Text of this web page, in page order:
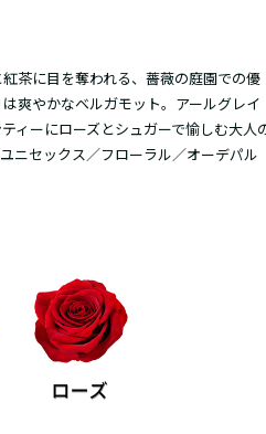
茶に目を奪われる、薔薇の庭園での優
爽やかなベルガモット。アールグレイ
ィーにローズとシュガーで愉しむ大人
ニセックス／フローラル／オーデパル